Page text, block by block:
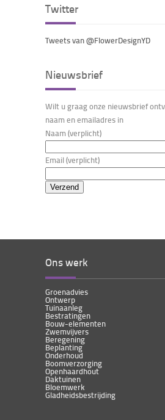
Twitter
Tweets van @FlowerDesignYD
Nieuwsbrief
Wilt u graag onze nieuwsbrief
naam en emailadres in
Naam (verplicht)
Email (verplicht)
Ons werk
Groenadvies
Ontwerp
Tuinaanleg
Bestratingen
Bouw-elementen
Zwemvijvers
Beregening
Beplanting
Onderhoud
Boomverzorging
Openhaardhout
Daktuinen
Bloemwerk
Gladheidsbestrijding